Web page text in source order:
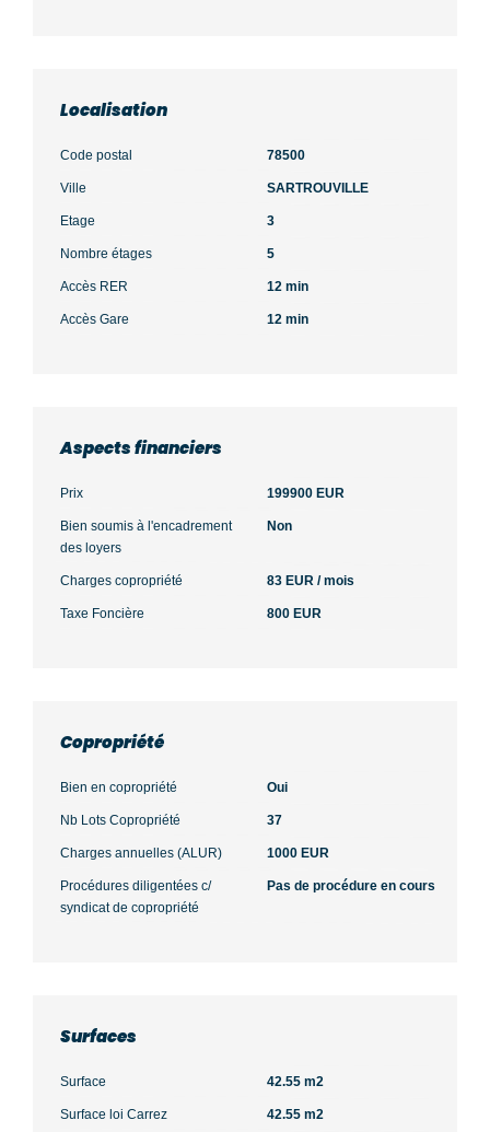
Localisation
Code postal 78500
Ville SARTROUVILLE
Etage 3
Nombre étages 5
Accès RER 12 min
Accès Gare 12 min
Aspects financiers
Prix 199900 EUR
Bien soumis à l'encadrement
des loyers
Non
Charges copropriété 83 EUR / mois
Taxe Foncière 800 EUR
Copropriété
Bien en copropriété Oui
Nb Lots Copropriété 37
Charges annuelles (ALUR) 1000 EUR
Procédures diligentées c/
syndicat de copropriété
Pas de procédure en cours
Surfaces
Surface 42.55 m2
Surface loi Carrez 42.55 m2